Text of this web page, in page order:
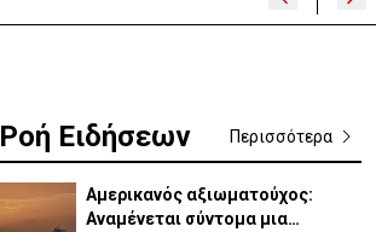
Ροή Ειδήσεων Περισσότερα
Αμερικανός αξιωματούχος:
Αναμένεται σύντομα μια